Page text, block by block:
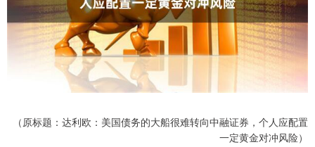
（原标题：达利欧：美国债务的大船很难转向中融证券，个人应配置
一定黄金对冲风险）